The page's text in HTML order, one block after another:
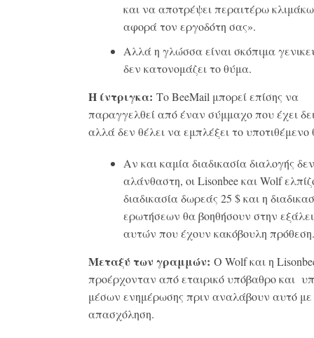
και να αποτρέψει περαιτέρω
αφορά τον εργοδότη σας».
Αλλά η γλώσσα είναι σκόπιμα
δεν κατονομάζει το θύμα.
Η ίντριγκα: Το BeeMail μπορεί επίσης να
παραγγελθεί από έναν σύμμαχο που έχει
αλλά δεν θέλει να εμπλέξει το υποτιθέμενο
Αν και καμία διαδικασία διαλογής
αλάνθαστη, οι Lisonbee και Wolf
διαδικασία δωρεάς 25 $ και η
ερωτήσεων θα βοηθήσουν στην
αυτών που έχουν κακόβουλη πρόθεση.
Μεταξύ των γραμμών: Ο Wolf και η
προέρχονταν από εταιρικό υπόβαθρο και
μέσων ενημέρωσης πριν αναλάβουν αυτό
απασχόληση.